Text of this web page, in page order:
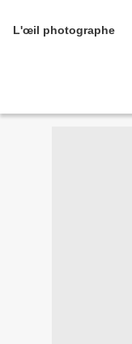
L'œil photographe